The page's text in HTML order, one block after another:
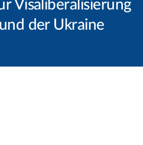
Visaliberalisierung
der Ukraine